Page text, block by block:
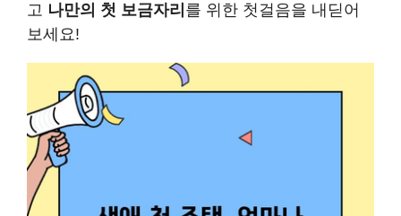
고 나만의 첫 보금자리 를 위한 첫걸음을 내딛어
보세요!